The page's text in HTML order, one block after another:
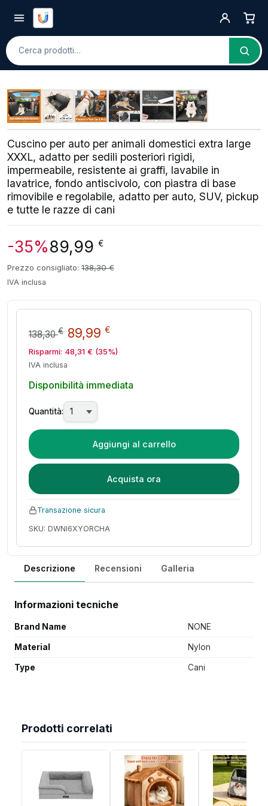
Cerca
Cuscino per auto per animali domestici extra large
XXXL, adatto per sedili posteriori rigidi,
impermeabile, resistente ai graffi, lavabile in
lavatrice, fondo antiscivolo, con piastra di base
rimovibile e regolabile, adatto per auto, SUV, pickup
e tutte le razze di cani
-35%89,99 €
Prezzo consigliato: 138,30€
IVA inclusa
138,30€ Il prezzo originale era:
89,99 €Il prezzo attuale è:
Risparmi: 48,31 € (35%)
IVA inclusa
Disponibilità immediata
Quantità:
Aggiungi al carrello
Acquista ora
Transazione sicura
SKU: DWNI6XYORCHA
Descrizione Recensioni Galleria
Informazioni tecniche
Brand Name NONE
Material Nylon
Type Cani
Prodotti correlati